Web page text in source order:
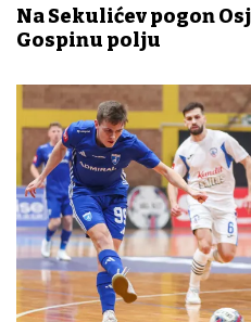
Na Sekulićev pogon
Gospinu polju